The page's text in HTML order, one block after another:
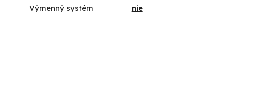
Výmenný systém
nie